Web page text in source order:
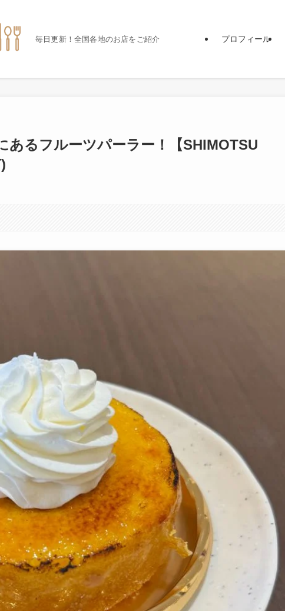
毎日更新！全国各地のお店をご紹介 プロフィール
あるフルーツパーラー！【SHIMOTSU